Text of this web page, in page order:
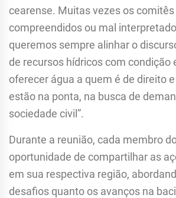
cearense. Muitas vezes os
compreendidos ou mal
queremos sempre alinhar o
de recursos hídricos com condição
oferecer água a quem é de direito
estão na ponta, na busca de
sociedade civil”.
Durante a reunião, cada membro
oportunidade de compartilhar as
em sua respectiva região,
desafios quanto os avanços na